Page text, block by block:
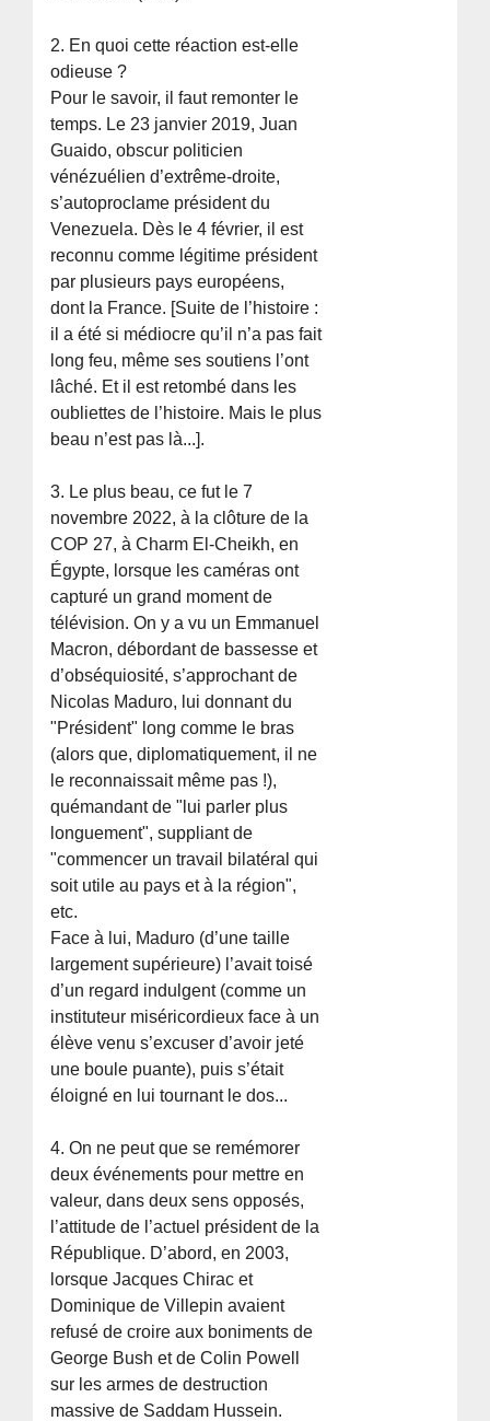
2. En quoi cette réaction est-elle
odieuse ?
Pour le savoir, il faut remonter le
temps. Le 23 janvier 2019, Juan
Guaido, obscur politicien
vénézuélien d’extrême-droite,
s’autoproclame président du
Venezuela. Dès le 4 février, il est
reconnu comme légitime président
par plusieurs pays européens,
dont la France. [Suite de l’histoire :
il a été si médiocre qu’il n’a pas fait
long feu, même ses soutiens l’ont
lâché. Et il est retombé dans les
oubliettes de l’histoire. Mais le plus
beau n’est pas là...].
3. Le plus beau, ce fut le 7
novembre 2022, à la clôture de la
COP 27, à Charm El-Cheikh, en
Égypte, lorsque les caméras ont
capturé un grand moment de
télévision. On y a vu un Emmanuel
Macron, débordant de bassesse et
d’obséquiosité, s’approchant de
Nicolas Maduro, lui donnant du
"Président" long comme le bras
(alors que, diplomatiquement, il ne
le reconnaissait même pas !),
quémandant de "lui parler plus
longuement", suppliant de
"commencer un travail bilatéral qui
soit utile au pays et à la région",
etc.
Face à lui, Maduro (d’une taille
largement supérieure) l’avait toisé
d’un regard indulgent (comme un
instituteur miséricordieux face à un
élève venu s’excuser d’avoir jeté
une boule puante), puis s’était
éloigné en lui tournant le dos...
4. On ne peut que se remémorer
deux événements pour mettre en
valeur, dans deux sens opposés,
l’attitude de l’actuel président de la
République. D’abord, en 2003,
lorsque Jacques Chirac et
Dominique de Villepin avaient
refusé de croire aux boniments de
George Bush et de Colin Powell
sur les armes de destruction
massive de Saddam Hussein.